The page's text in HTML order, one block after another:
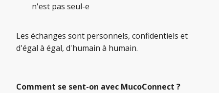
n'est pas seul-e
Les échanges sont personnels, confidentiels et
d'égal à égal, d'humain à humain.
Comment se sent-on avec MucoConnect ?